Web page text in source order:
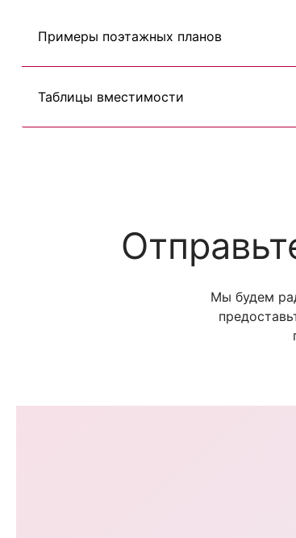
Примеры поэтажных планов
Таблицы вместимости
Мы будем